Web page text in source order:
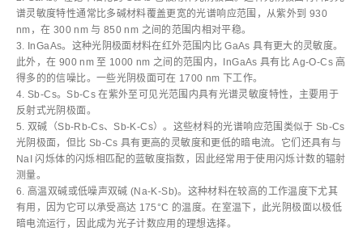
谱灵敏度特性通常比多碱材料覆盖更宽的光谱响应范围，从紫外到 930
nm，在 300 nm 与 850 nm 之间的范围内相对平稳。
3. InGaAs。这种光阴极面材料在红外范围内比 GaAs 具有更大的灵敏度。
此外，在 900 nm 至 1000 nm 之间的范围内，InGaAs 具有比 Ag-O-Cs 高
得多的的信噪比。一些光阴极面可在 1700 nm 下工作。
4. Sb-Cs。Sb-Cs 在紫外至可见光范围内具有光谱灵敏度特性，主要用于
反射式光阴极面。
5. 双碱（Sb-Rb-Cs、Sb-K-Cs）。这些材料的光谱响应范围类似于 Sb-Cs
光阴极面，但比 Sb-Cs 具有更高的灵敏度和更低的暗电流。它们还具有与
NaI 闪烁体的闪烁相匹配的蓝敏度指数，因此经常用于使用闪烁计数的辐射
测量。
6. 高温双碱或低噪声双碱 (Na-K-Sb)。这种材料在较高的工作温度下尤其
有用，因为它可以承受高达 175°C 的温度。在室温下，此光阴极面以极低
暗电流运行，因此成为光子计数应用的理想选择。